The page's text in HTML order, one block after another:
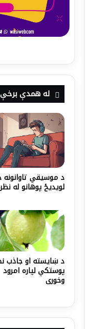
له همدې
د موسیقي تاوانونه
لویدیځ پوهانو له
د ښایسته او جاذب
پوستکي لپاره امرود
وخوری